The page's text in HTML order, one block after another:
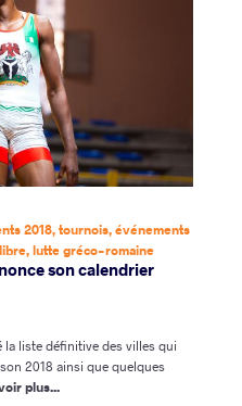
2018,tournois,événements
,lutte gréco-romaine
son calendrier
liste définitive des villes qui
2018 ainsi que quelques
plus...